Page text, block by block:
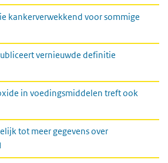
kankerverwekkend voor sommige
vernieuwde definitie
in voedingsmiddelen treft ook
tot meer gegevens over